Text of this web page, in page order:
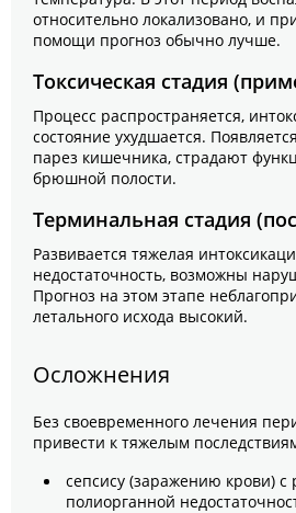
относительно локализовано, и
помощи прогноз обычно лучше.
Токсическая стадия
Процесс распространяется,
состояние ухудшается.
парез кишечника, страдают
брюшной полости.
Терминальная стадия
Развивается тяжелая
недостаточность, возможны
Прогноз на этом этапе
летального исхода высокий.
Осложнения
Без своевременного лечения
привести к тяжелым
сепсису (заражению крови) с
полиорганной